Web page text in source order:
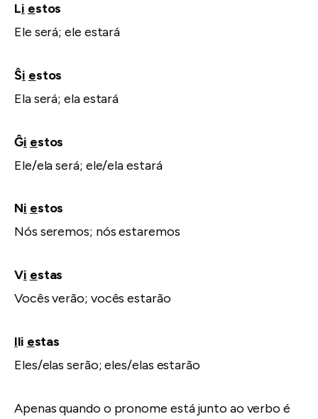
Li estos
Ele será; ele estará
Ŝi estos
Ela será; ela estará
Ĝi estos
Ele/ela será; ele/ela estará
Ni estos
Nós seremos; nós estaremos
Vi estas
Vocês verão; vocês estarão
Ili estas
Eles/elas serão; eles/elas estarão
Apenas quando o pronome está junto ao verbo é